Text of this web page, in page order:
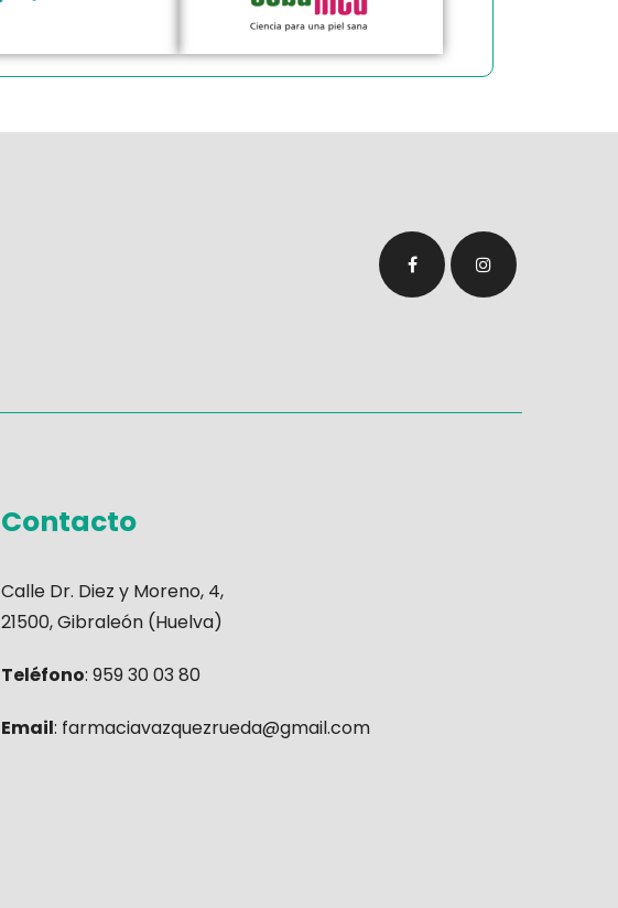
Contacto
Calle Dr. Diez y Moreno, 4,
21500, Gibraleón (Huelva)
Teléfono:959 30 03 80
Email: farmaciavazquezrueda@gmail.com